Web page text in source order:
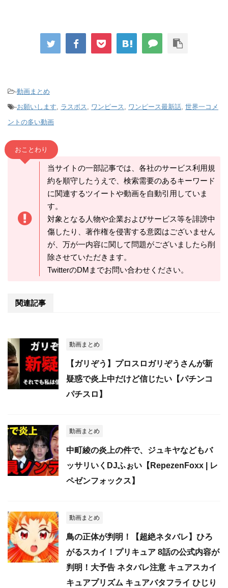
-動画まとめ
-お願いします, ラスボス, ワンピース, ワンピース最新話, 世界一コメ
ントの多い動画
おことわり
当サイトの一部記事では、各社のサービス利用規
約を順守したうえで、検索需要のあるキーワード
に関連するツイートや動画を自動引用していま
す。
対象となる人物や企業およびサービス等を誹謗中
傷したり、著作権を侵害する意図はございません
が、万が一内容に関して問題がございましたら削
除させていただきます。
TwitterのDMまでお問い合わせください。
関連記事
動画まとめ
【ガリぞう】プロスロガリぞうさんが新
疑惑で炎上中だけど信じたい【パチンコ
パチスロ】
動画まとめ
中町綾の炎上の件で、ジュキヤなどもバ
ッサリいくDJふぉい【RepezenFoxx | レ
ペゼンフォックス】
動画まとめ
鳥の正体が判明！【超絶ネタバレ】ひろ
がるスカイ！プリキュア 8話の公式内容が
判明！大予告 ネタバレ注意 キュアスカイ
キュアプリズム キュアバタフライ ひじり